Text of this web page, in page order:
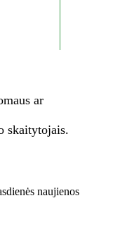
ar
skaitytojais.
naujienos